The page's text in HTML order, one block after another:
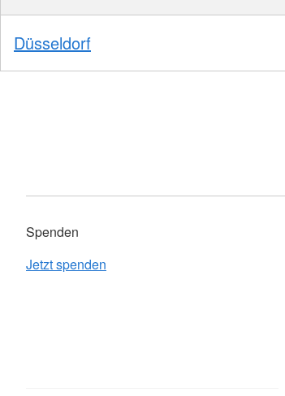
Düsseldorf
Spenden
Jetzt spenden